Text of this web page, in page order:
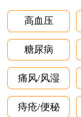
高血压
糖尿病
痛风/风湿
痔疮/便秘